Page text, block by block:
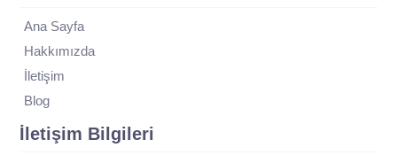
Ana Sayfa
Hakkımızda
İletişim
Blog
İletişim Bilgileri